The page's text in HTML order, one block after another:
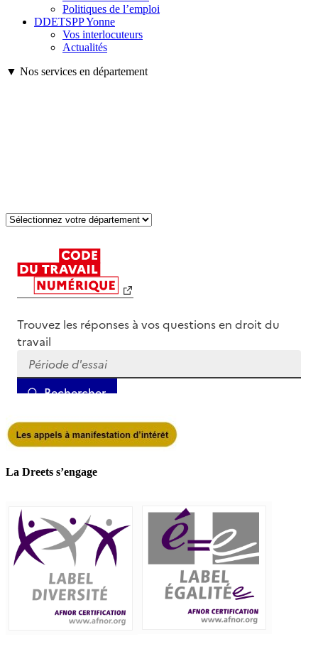
Politiques de l’emploi
DDETSPP Yonne
Vos interlocuteurs
Actualités
▼ Nos services en département
La Dreets s’engage